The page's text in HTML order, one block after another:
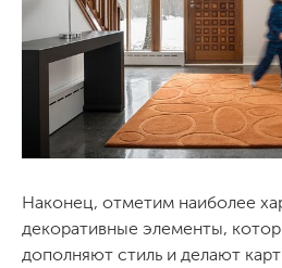
Наконец, отметим наиболее
декоративные элементы,
дополняют стиль и делают